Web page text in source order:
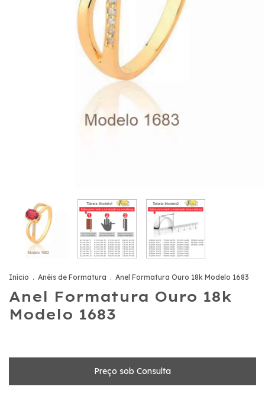
Início . Anéis de Formatura . Anel Formatura Ouro 18k Modelo 1683
Anel Formatura Ouro 18k
Modelo 1683